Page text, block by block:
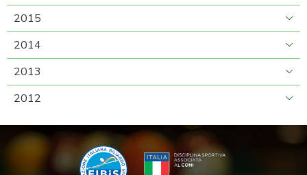
2015
2014
2013
2012